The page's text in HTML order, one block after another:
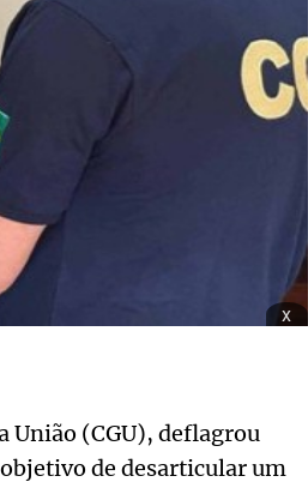
x
União (CGU), deflagrou
de desarticular um